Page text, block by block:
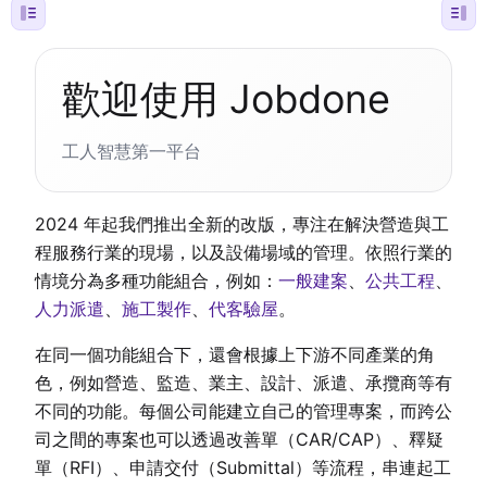
歡迎使用 Jobdone
工人智慧第一平台
2024 年起我們推出全新的改版，專注在解決營造與工
程服務行業的現場，以及設備場域的管理。依照行業的
情境分為多種功能組合，例如： 一般建案、 公共工程、
人力派遣、 施工製作、 代客驗屋。
在同一個功能組合下，還會根據上下游不同產業的角
色，例如營造、監造、業主、設計、派遣、承攬商等有
不同的功能。每個公司能建立自己的管理專案，而跨公
司之間的專案也可以透過改善單（CAR/CAP）、釋疑
單（RFI）、申請交付（Submittal）等流程，串連起工